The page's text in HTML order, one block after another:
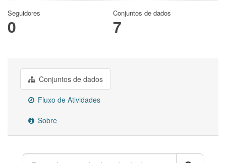
Seguidores
0
Conjuntos de dados
7
Conjuntos de dados
Fluxo de Atividades
Sobre